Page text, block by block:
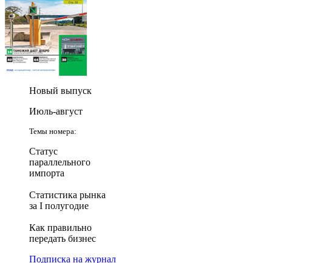
Новый выпуск
Июль-август
Темы номера:
Статус
параллельного
импорта
Статистика рынка
за I полугодие
Как правильно
передать бизнес
Подписка на журнал